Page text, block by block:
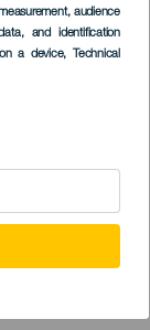
audience
and identification
a device, Technical